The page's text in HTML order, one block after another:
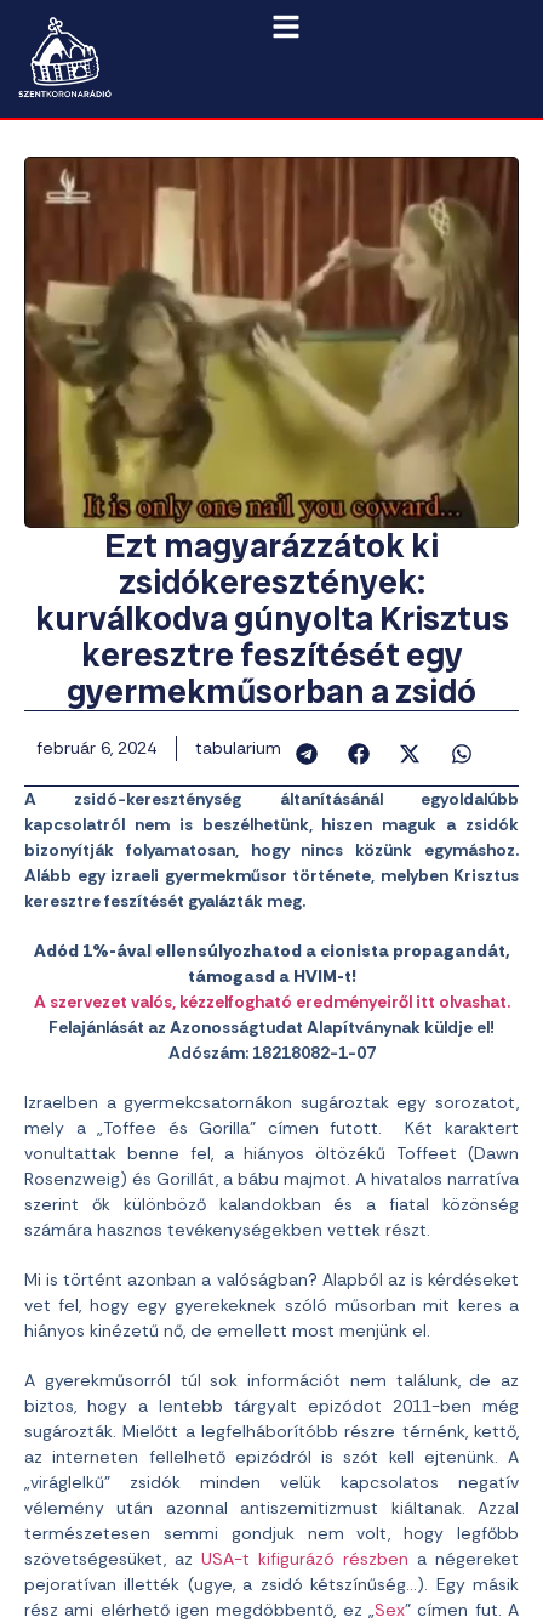
Ezt magyarázzátok ki
zsidókeresztények:
kurválkodva gúnyolta Krisztus
keresztre feszítését egy
gyermekműsorban a zsidó
február 6, 2024 tabularium
A zsidó-kereszténység áltanításánál egyoldalúbb
kapcsolatról nem is beszélhetünk, hiszen maguk a zsidók
bizonyítják folyamatosan, hogy nincs közünk egymáshoz.
Alább egy izraeli gyermekműsor története, melyben Krisztus
keresztre feszítését gyalázták meg.
Adód 1%-ával ellensúlyozhatod a cionista propagandát,
támogasd a HVIM-t!
A szervezet valós, kézzelfogható eredményeiről itt olvashat.
Felajánlását az Azonosságtudat Alapítványnak küldje el!
Adószám: 18218082-1-07
Izraelben a gyermekcsatornákon sugároztak egy sorozatot,
mely a „Toffee és Gorilla” címen futott. Két karaktert
vonultattak benne fel, a hiányos öltözékű Toffeet (Dawn
Rosenzweig) és Gorillát, a bábu majmot. A hivatalos narratíva
szerint ők különböző kalandokban és a fiatal közönség
számára hasznos tevékenységekben vettek részt.
Mi is történt azonban a valóságban? Alapból az is kérdéseket
vet fel, hogy egy gyerekeknek szóló műsorban mit keres a
hiányos kinézetű nő, de emellett most menjünk el.
A gyerekműsorról túl sok információt nem találunk, de az
biztos, hogy a lentebb tárgyalt epizódot 2011-ben még
sugározták. Mielőtt a legfelháborítóbb részre térnénk, kettő,
az interneten fellelhető epizódról is szót kell ejtenünk. A
„viráglelkű” zsidók minden velük kapcsolatos negatív
vélemény után azonnal antiszemitizmust kiáltanak. Azzal
természetesen semmi gondjuk nem volt, hogy legfőbb
szövetségesüket, az USA-t kifigurázó részben a négereket
pejoratívan illették (ugye, a zsidó kétszínűség…). Egy másik
rész ami elérhető igen megdöbbentő, ez „Sex” címen fut. A